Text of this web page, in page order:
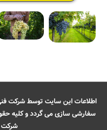
اطلاعات این سایت توسط شرکت
سفارشی سازی می گردد و کلیه
شرکت